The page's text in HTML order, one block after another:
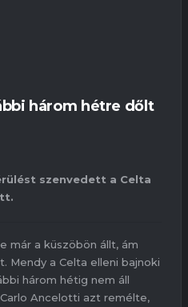
három hétre dőlt
szenvedett a Celta
már a küszöbön állt, ám
Mendy a Celta elleni bajnoki
három hétig nem áll
Ancelotti azt remélte,